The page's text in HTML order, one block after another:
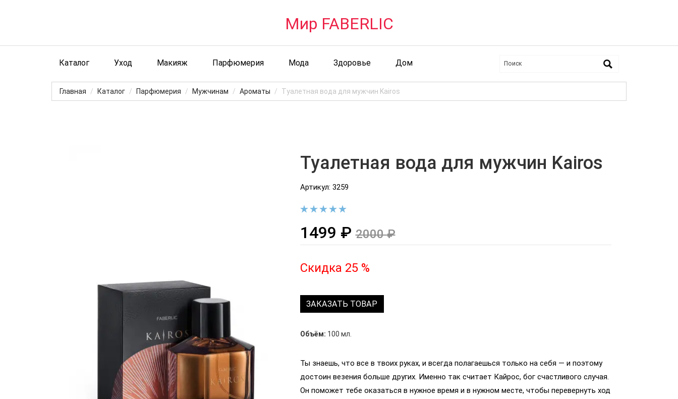
Мир FABERLIC
Каталог Уход Макияж Парфюмерия Мода Здоровье Дом
Главная Каталог Парфюмерия Мужчинам Ароматы Туалетная вода для мужчин Kairos
Туалетная вода для мужчин Kairos
Артикул: 3259
1499 ₽2000 ₽
Скидка 25 %
ЗАКАЗАТЬ ТОВАР
Объём: 100 мл.
Ты знаешь, что все в твоих руках, и всегда полагаешься только на себя — и поэтому
достоин везения больше других. Именно так считает Кайрос, бог счастливого случая.
Он поможет тебе оказаться в нужное время и в нужном месте, чтобы перевернуть ход